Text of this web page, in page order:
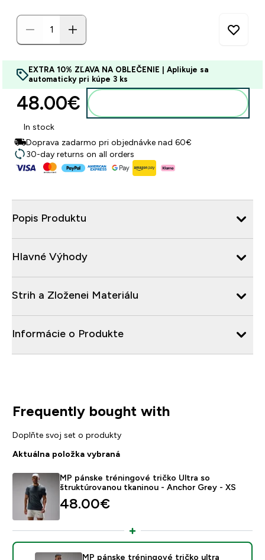
EXTRA 10% ZĽAVA NA OBLEČENIE | Aplikuje sa
automaticky pri kúpe 3 ks
48.00€‎
In stock
Doprava zadarmo pri objednávke nad 60€
30-day returns on all orders
Popis Produktu
Hlavné Výhody
Strih a Zloženei Materiálu
Informácie o Produkte
Frequently bought with
Doplňte svoj set o produkty
Aktuálna položka vybraná
MP pánske tréningové tričko Ultra so
štruktúrovanou tkaninou - Anchor Grey - XS
48.00€‎
MP pánske tréningové tričko ultra